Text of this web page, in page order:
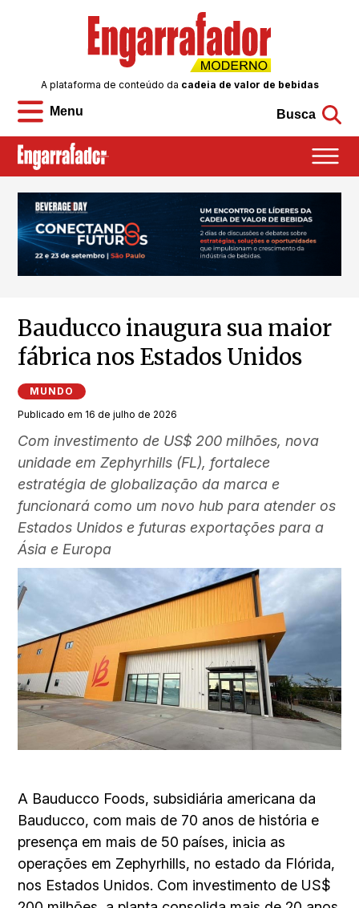
Menu
A plataforma de conteúdo da cadeia de valor de bebidas
Busca
Bauducco inaugura sua maior
fábrica nos Estados Unidos
MUNDO
Publicado em 16 de julho de 2026
Com investimento de US$ 200 milhões, nova
unidade em Zephyrhills (FL), fortalece
estratégia de globalização da marca e
funcionará como um novo hub para atender os
Estados Unidos e futuras exportações para a
Ásia e Europa
A Bauducco Foods, subsidiária americana da
Bauducco, com mais de 70 anos de história e
presença em mais de 50 países, inicia as
operações em Zephyrhills, no estado da Flórida,
nos Estados Unidos. Com investimento de US$